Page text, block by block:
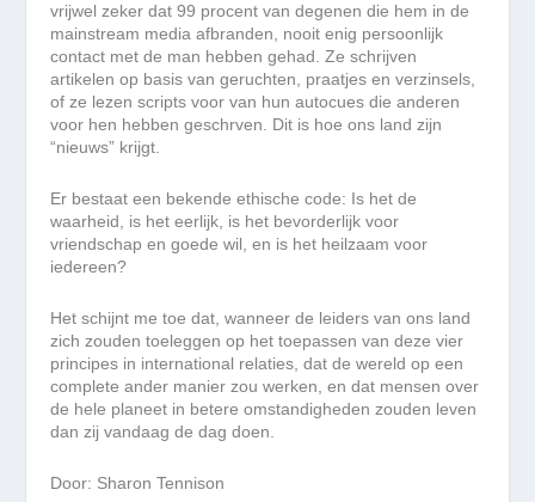
vrijwel zeker dat 99 procent van degenen die hem in de
mainstream media afbranden, nooit enig persoonlijk
contact met de man hebben gehad. Ze schrijven
artikelen op basis van geruchten, praatjes en verzinsels,
of ze lezen scripts voor van hun autocues die anderen
voor hen hebben geschrven. Dit is hoe ons land zijn
“nieuws” krijgt.
Er bestaat een bekende ethische code: Is het de
waarheid, is het eerlijk, is het bevorderlijk voor
vriendschap en goede wil, en is het heilzaam voor
iedereen?
Het schijnt me toe dat, wanneer de leiders van ons land
zich zouden toeleggen op het toepassen van deze vier
principes in international relaties, dat de wereld op een
complete ander manier zou werken, en dat mensen over
de hele planeet in betere omstandigheden zouden leven
dan zij vandaag de dag doen.
Door: Sharon Tennison